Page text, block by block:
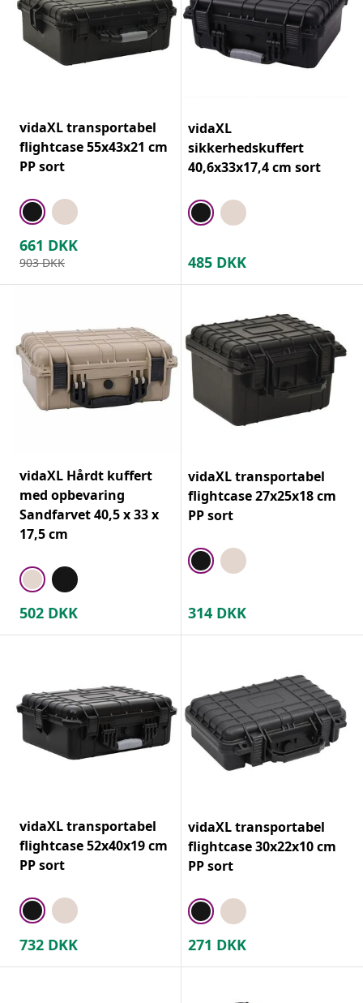
vidaXL transportabel
flightcase 55x43x21 cm
PP sort
661 DKK
903 DKK
vidaXL
sikkerhedskuffert
40,6x33x17,4 cm sort
485 DKK
vidaXL Hårdt kuffert
med opbevaring
Sandfarvet 40,5 x 33 x
17,5 cm
502 DKK
vidaXL transportabel
flightcase 27x25x18 cm
PP sort
314 DKK
vidaXL transportabel
flightcase 52x40x19 cm
PP sort
732 DKK
vidaXL transportabel
flightcase 30x22x10 cm
PP sort
271 DKK